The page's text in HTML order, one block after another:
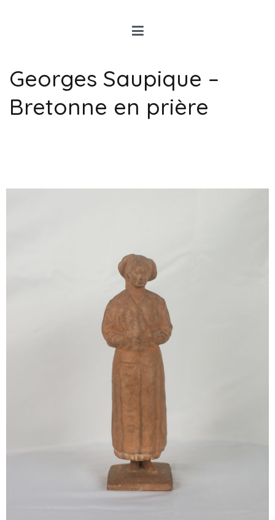
Georges Saupique –
Bretonne en prière